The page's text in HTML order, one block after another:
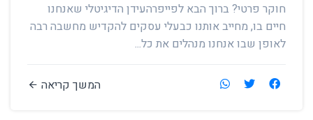
חוקר פרטי? ברוך הבא לפייפרהעידן הדיגיטלי שאנחנו
חיים בו, מחייב אותנו כבעלי עסקים להקדיש מחשבה רבה
לאופן שבו אנחנו מנהלים את כל...
המשך קריאה